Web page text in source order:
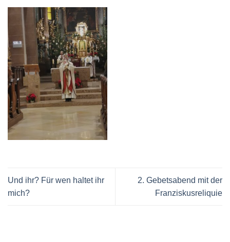
Und ihr? Für wen haltet ihr
mich?
2. Gebetsabend mit der
Franziskusreliquie